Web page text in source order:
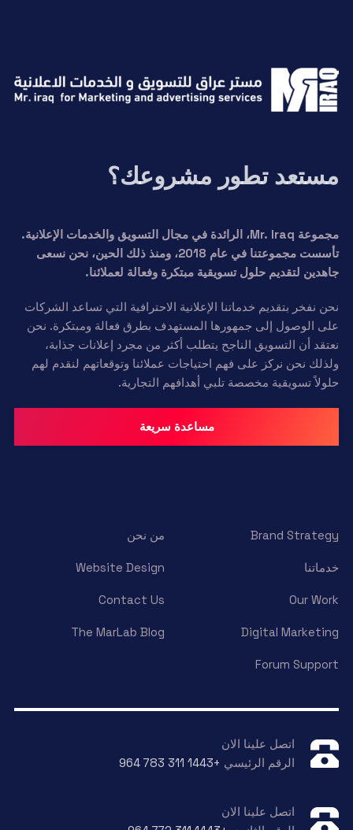
مستعد تطور مشروعك؟
مجموعة Mr. Iraq، الرائدة في مجال التسويق والخدمات الإعلانية.
تأسست مجموعتنا في عام 2018، ومنذ ذلك الحين، نحن نسعى
جاهدين لتقديم حلول تسويقية مبتكرة وفعالة لعملائنا.
نحن نفخر بتقديم خدماتنا الإعلانية الاحترافية التي تساعد الشركات
على الوصول إلى جمهورها المستهدف بطرق فعالة ومبتكرة. نحن
نعتقد أن التسويق الناجح يتطلب أكثر من مجرد إعلانات جذابة،
ولذلك نحن نركز على فهم احتياجات عملائنا وتوقعاتهم لنقدم لهم
حلولاً تسويقية مخصصة تلبي أهدافهم التجارية.
مساعدة سريعة
Brand Strategy من نحن
خدماتنا Website Design
Our Work
Contact Us
Digital Marketing
The MarLab Blog
Forum Support
اتصل علينا الان
الرقم الرئيسي +964 783 311 1443
اتصل علينا الان